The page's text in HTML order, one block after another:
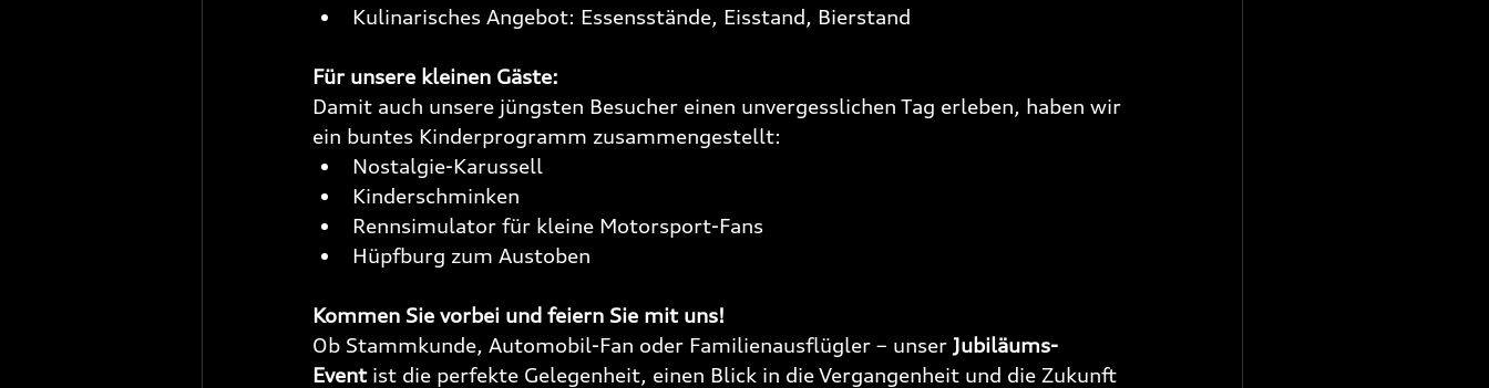
Kulinarisches Angebot: Essensstände, Eisstand, Bierstand
Für unsere kleinen Gäste:
Damit auch unsere jüngsten Besucher einen unvergesslichen Tag erleben, haben wir
ein buntes Kinderprogramm zusammengestellt:
Nostalgie-Karussell
Kinderschminken
Rennsimulator für kleine Motorsport-Fans
Hüpfburg zum Austoben
Kommen Sie vorbei und feiern Sie mit uns!
Ob Stammkunde, Automobil-Fan oder Familienausflügler – unser Jubiläums-
Event ist die perfekte Gelegenheit, einen Blick in die Vergangenheit und die Zukunft